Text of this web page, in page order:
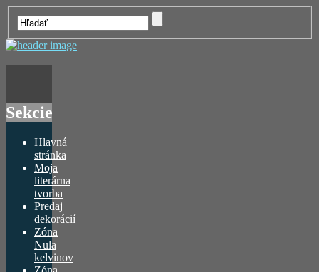
Sekcie
Hlavná
stránka
Moja
literárna
tvorba
Predaj
dekorácií
Zóna
Nula
kelvinov